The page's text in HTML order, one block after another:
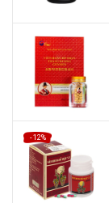
- 12%